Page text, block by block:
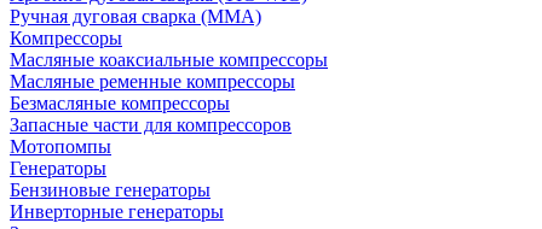
Ручная дуговая сварка (MMA)
Компрессоры
Масляные коаксиальные компрессоры
Масляные ременные компрессоры
Безмасляные компрессоры
Запасные части для компрессоров
Мотопомпы
Генераторы
Бензиновые генераторы
Инверторные генераторы